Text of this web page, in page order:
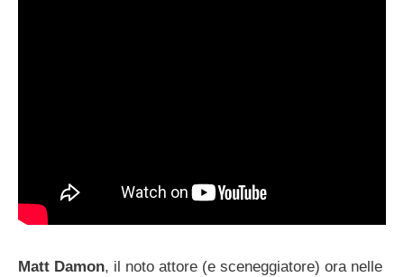
Matt Damon, il noto attore (e sceneggiatore) ora nelle